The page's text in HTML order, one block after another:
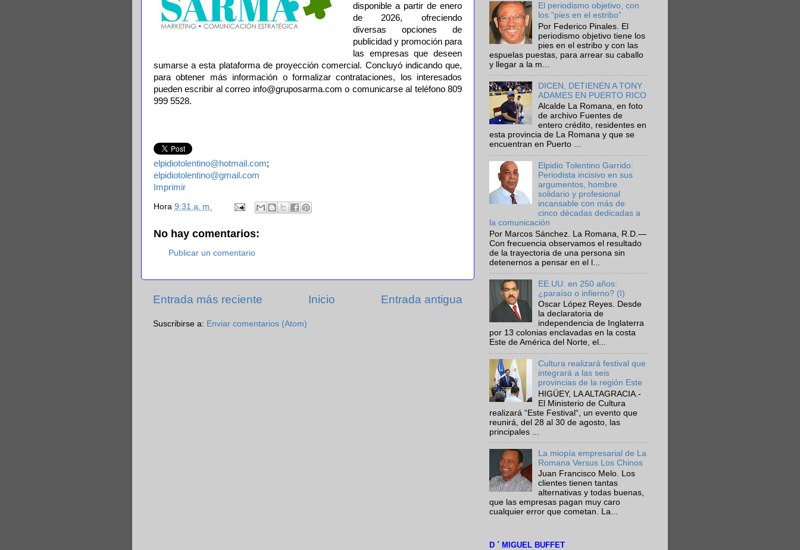
disponible a partir de enero
de 2026, ofreciendo
diversas opciones de
publicidad y promoción para
las empresas que deseen
sumarse a esta plataforma de proyección comercial. Concluyó indicando que,
para obtener más información o formalizar contrataciones, los interesados
pueden escribir al correo info@gruposarma.com o comunicarse al teléfono 809
999 5528.
elpidiotolentino@hotmail.com;
elpidiotolentino@gmail.com
Imprimir
Hora 9:31 a. m.
No hay comentarios:
Publicar un comentario
Entrada más reciente Entrada antigua
Inicio
Suscribirse a: Enviar comentarios (Atom)
El periodismo objetivo, con
los “pies en el estribo”
Por Federico Pinales. El
periodismo objetivo tiene los
pies en el estribo y con las
espuelas puestas, para arrear su caballo
y llegar a la m...
DICEN, DETIENEN A TONY
ADAMES EN PUERTO RICO
Alcalde La Romana, en foto
de archivo Fuentes de
entero crédito, residentes en
esta provincia de La Romana y que se
encuentran en Puerto ...
Elpidio Tolentino Garrido:
Periodista incisivo en sus
argumentos, hombre
solidario y profesional
incansable con más de
cinco décadas dedicadas a
la comunicación
Por Marcos Sánchez. La Romana, R.D.—
Con frecuencia observamos el resultado
de la trayectoria de una persona sin
detenernos a pensar en el l...
EE.UU. en 250 años:
¿paraíso o infierno? (I)
Oscar López Reyes. Desde
la declaratoria de
independencia de Inglaterra
por 13 colonias enclavadas en la costa
Este de América del Norte, el...
Cultura realizará festival que
integrará a las seis
provincias de la región Este
HIGÜEY, LA ALTAGRACIA.-
El Ministerio de Cultura
realizará “Este Festival“, un evento que
reunirá, del 28 al 30 de agosto, las
principales ...
La miopía empresarial de La
Romana Versus Los Chinos
Juan Francisco Melo. Los
clientes tienen tantas
alternativas y todas buenas,
que las empresas pagan muy caro
cualquier error que cometan. La...
D ´ MIGUEL BUFFET